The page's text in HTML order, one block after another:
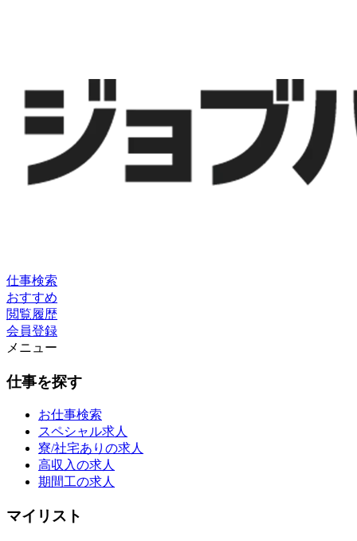
仕事検索
おすすめ
閲覧履歴
会員登録
メニュー
仕事を探す
お仕事検索
スペシャル求人
寮/社宅ありの求人
高収入の求人
期間工の求人
マイリスト